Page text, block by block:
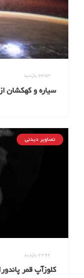
2383بازدید
سیاره و کهکشان
تصاویر دیدنی
2292بازدید